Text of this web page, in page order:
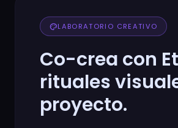
paletteLABORATORIO CREATIVO
Co-crea con
rituales
proyecto.